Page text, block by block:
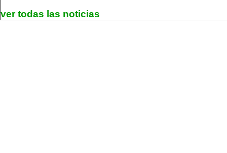
ver todas las noticias